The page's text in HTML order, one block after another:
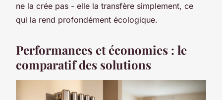
ne la crée pas - elle la transfère simplement, ce
qui la rend profondément écologique.
Performances et économies : le
comparatif des solutions